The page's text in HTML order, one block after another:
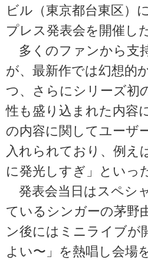
ビル（東京都台東区）
プレス発表会を開催した
多くのファンから支
が、最新作では幻想的
つ、さらにシリーズ初
性も盛り込まれた内容
の内容に関してユーザ
入れられており、例え
に発光しすぎ」といっ
発表会当日はスペシ
ているシンガーの茅野
ン後にはミニライブが
よい〜」を熱唱し会場